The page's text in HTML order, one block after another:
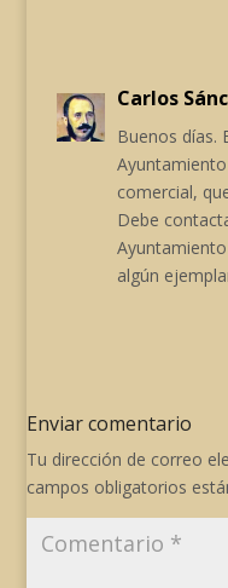
Carlos
Buenos días.
comercial,
Debe
algún
Enviar comentario
Tu dirección de correo
campos obligatorios